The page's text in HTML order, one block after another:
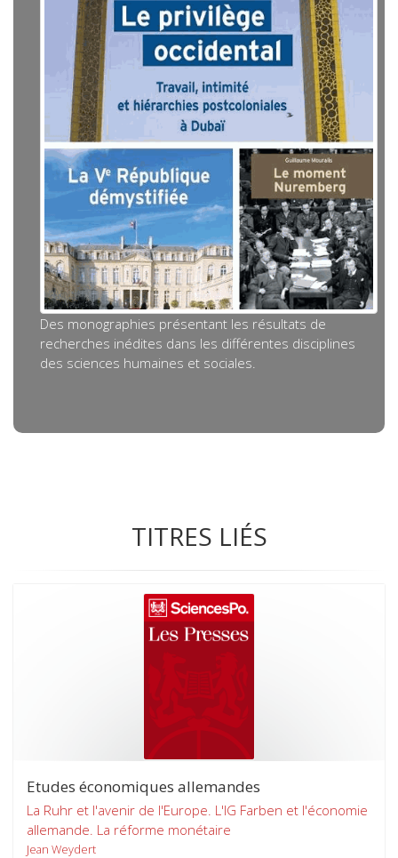
Des monographies présentant les résultats de
recherches inédites dans les différentes disciplines
des sciences humaines et sociales.
TITRES LIÉS
Etudes économiques allemandes
La Ruhr et l'avenir de l'Europe. L'IG Farben et l'économie
allemande. La réforme monétaire
Jean Weydert